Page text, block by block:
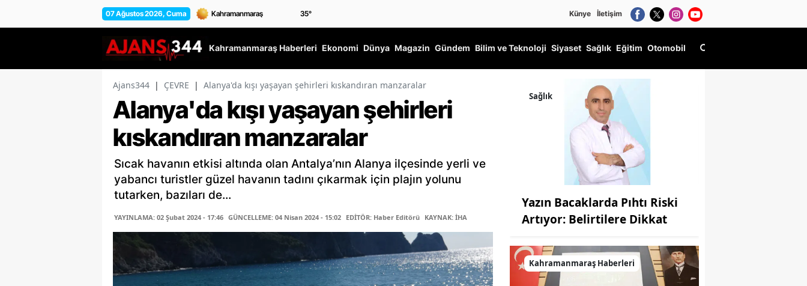
07 Ağustos 2026, Cuma 35° Künye İletişim
Kahramanmaraş Haberleri Ekonomi Dünya Magazin Gündem Bilim ve Teknoloji Siyaset Sağlık Eğitim Otomobil
Ajans344 | ÇEVRE | Alanya'da kışı yaşayan şehirleri kıskandıran manzaralar
Alanya'da kışı yaşayan şehirleri
kıskandıran manzaralar
Sıcak havanın etkisi altında olan Antalya’nın Alanya ilçesinde yerli ve
yabancı turistler güzel havanın tadını çıkarmak için plajın yolunu
tutarken, bazıları de...
YAYINLAMA: 02 Şubat 2024 - 17:46 GÜNCELLEME: 04 Nisan 2024 - 15:02 EDİTÖR: Haber Editörü KAYNAK: İHA
Sağlık
Yazın Bacaklarda Pıhtı Riski
Artıyor: Belirtilere Dikkat
Kahramanmaraş Haberleri